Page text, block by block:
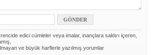
edici cümleler veya imalar, inançlara saldırı içeren,
ve büyük harflerle yazılmış yorumlar